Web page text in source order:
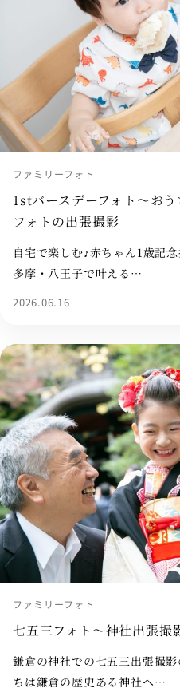
ファミリーフォト
1stバースデーフォト〜お
フォトの出張撮影
自宅で楽しむ♪赤ちゃん1歳記
多摩・八王子で叶える…
2026.06.16
ファミリーフォト
七五三フォト〜神社出張撮
鎌倉の神社での七五三出張撮
ちは鎌倉の歴史ある神社へ…